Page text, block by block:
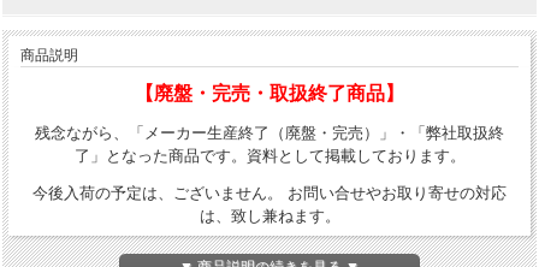
商品説明
【廃盤・完売・取扱終了商品】
残念ながら、「メーカー生産終了（廃盤・完売）」・「弊社取扱終
了」となった商品です。資料として掲載しております。
今後入荷の予定は、ございません。 お問い合せやお取り寄せの対応
は、致し兼ねます。